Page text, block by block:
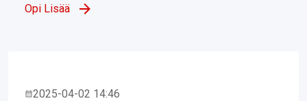
Opi Lisää
2025-04-02 14:46